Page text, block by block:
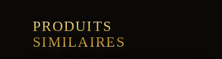
PRODUITS
SIMILAIRES